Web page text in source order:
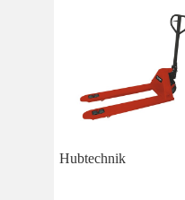
Hubtechnik